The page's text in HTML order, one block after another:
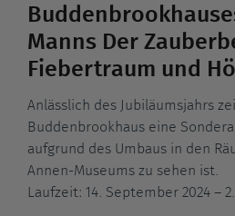
Manns Der
Fiebertraum und
Anlässlich des Jubiläumsjahrs
Buddenbrookhaus eine
aufgrund des Umbaus in den
Annen-Museums zu sehen ist.
Laufzeit: 14. September 2024 –